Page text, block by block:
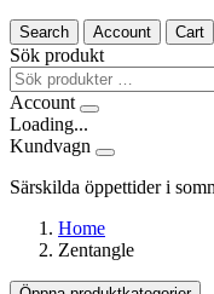
Search Account Cart
Sök produkt
Account
Loading...
Kundvagn
Särskilda öppettider i
Home
Zentangle